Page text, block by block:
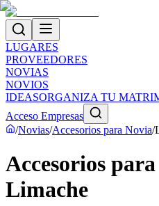
LUGARES
PROVEEDORES
NOVIAS
NOVIOS
IDEASORGANIZA TU
Acceso Empresas
/Novias/Accesorios para Novia/
Accesorios
Limache